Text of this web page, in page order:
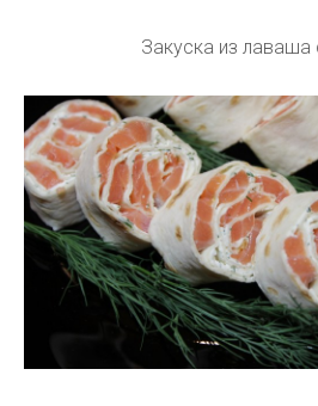
Закуска из лаваша